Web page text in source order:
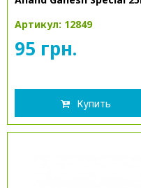
Артикул: 12849
95 грн.
Купить